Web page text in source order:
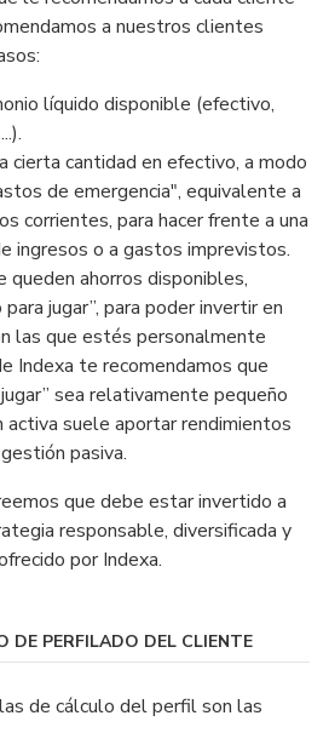
a nuestros clientes
líquido disponible (efectivo,
cierta cantidad en efectivo, a modo
de emergencia", equivalente a
corrientes, para hacer frente a una
ingresos o a gastos imprevistos.
queden ahorros disponibles,
jugar”, para poder invertir en
las que estés personalmente
Indexa te recomendamos que
sea relativamente pequeño
suele aportar rendimientos
pasiva.
que debe estar invertido a
responsable, diversificada y
por Indexa.
DE PERFILADO DEL CLIENTE
de cálculo del perfil son las